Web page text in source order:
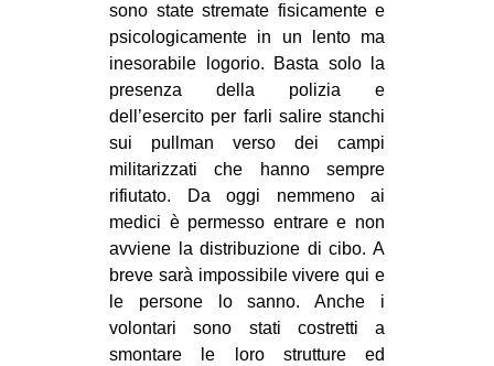
sono state stremate fisicamente e
psicologicamente in un lento ma
inesorabile logorio. Basta solo la
presenza della polizia e
dell’esercito per farli salire stanchi
sui pullman verso dei campi
militarizzati che hanno sempre
rifiutato. Da oggi nemmeno ai
medici è permesso entrare e non
avviene la distribuzione di cibo. A
breve sarà impossibile vivere qui e
le persone lo sanno. Anche i
volontari sono stati costretti a
smontare le loro strutture ed